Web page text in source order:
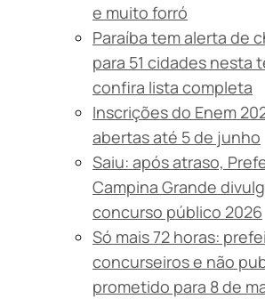
e muito forró
Paraíba tem alerta de
para 51 cidades nesta
confira lista completa
Inscrições do Enem
abertas até 5 de junho
Saiu: após atraso,
Campina Grande
concurso público 2026
Só mais 72 horas:
concurseiros e não
prometido para 8 de